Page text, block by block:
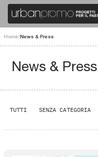
Home/News & Press
News & Press
TUTTI SENZA CATEGORIA